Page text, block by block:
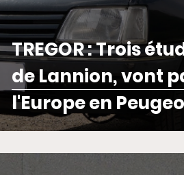
TREGOR : Trois
de Lannion, vont
l'Europe en